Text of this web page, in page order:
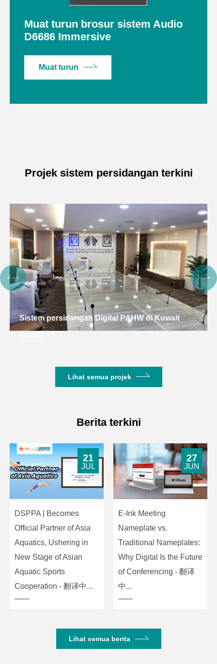
Muat turun brosur sistem Audio
D6686 Immersive
Muat turun
Projek sistem persidangan terkini
Sistem persidangan pintar untuk OHCHR,
kemboja
Lihat semua projek
Berita terkini
DSPPA | Becomes
Official Partner of Asia
Aquatics, Ushering in
New Stage of Asian
Aquatic Sports
Cooperation - 翻译中...
21
JUL
E-Ink Meeting
Nameplate vs.
Traditional Nameplates:
Why Digital Is the Future
of Conferencing - 翻译
中...
27
JUN
Lihat semua berita